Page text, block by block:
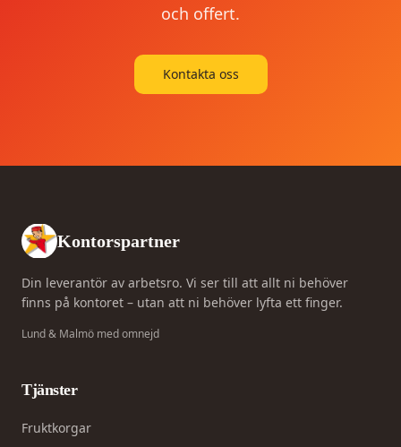
och offert.
Kontakta oss
Kontorspartner
Din leverantör av arbetsro. Vi ser till att allt ni behöver
finns på kontoret – utan att ni behöver lyfta ett finger.
Lund & Malmö med omnejd
Tjänster
Fruktkorgar